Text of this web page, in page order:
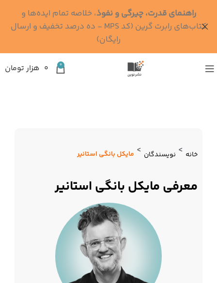
0 ۰ هزار تومان
خانه > نویسندگان > مایکل بانگی استانیر
معرفی مایکل بانگی استانیر
راهنمای قدرت، چیرگی و نفوذ، خلاصه تمام ایده‌ها و
کتاب‌های رابرت گرین (کد MPS - ده درصد تخفیف و ارسال
رایگان)